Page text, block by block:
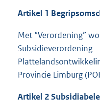
Artikel 1
Met “Verordening”
Subsidieverordening
Provincie Limburg
Artikel 2